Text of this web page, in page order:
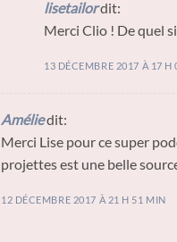
lisetailordit:
Merci Clio ! De quel
13 DÉCEMBRE 2017 À 17 H
Améliedit:
Merci Lise pour ce super
projettes est une belle
12 DÉCEMBRE 2017 À 21 H 51 MIN